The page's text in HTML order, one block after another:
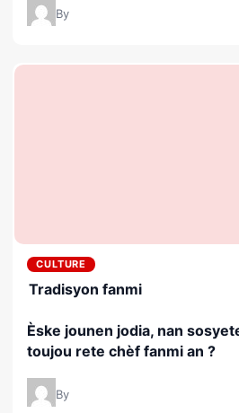
By
CULTURE
Tradisyon fanmi
Èske jounen jodia, nan
toujou rete chèf fanmi an ?
By